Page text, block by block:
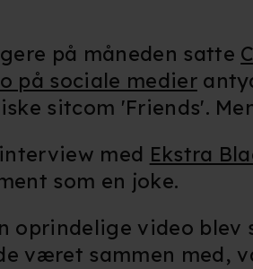
på måneden satte
på sociale medier
sitcom 'Friends'.
med Ekstra
som en joke.
oprindelige video blev
været sammen med,